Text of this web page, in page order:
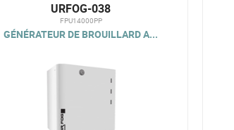
URFOG-038
FPU14000PP
GÉNÉRATEUR DE BROUILLARD A...